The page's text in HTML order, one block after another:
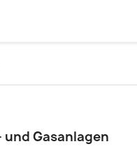
Gasanlagen